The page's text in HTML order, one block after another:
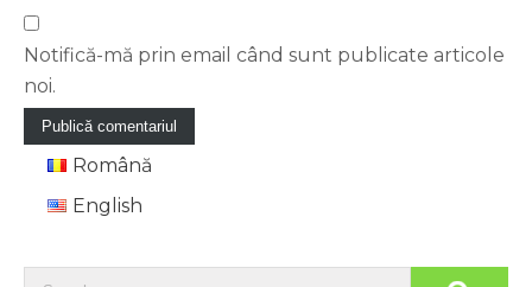
Notifică-mă prin email când sunt publicate articole
noi.
Română
English